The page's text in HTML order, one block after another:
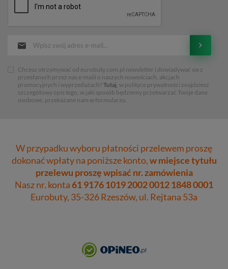
Chcesz otrzymywać od eurobuty.com.pl newsletter i dowiadywać sie z
przesłanych przez nas e-maili o naszych nowościach, akcjach
promocyjnych i wyprzedażach? Tutaj, w polityce prywatności znajdziesz
szczegółowy opis tego, w jaki sposób będziemy przetwarzać Twoje dane
osobowe, przekazane nam w formularzu.
W przypadku wyboru płatności przelewem proszę
dokonać wpłaty na poniższe konto,w miejsce tytułu
przelewu proszę wpisać nr. zamówienia
Nasz nr. konta61 9176 1019 2002 0012 1848 0001
Eurobuty, 35-326 Rzeszów, ul. Rejtana 53a